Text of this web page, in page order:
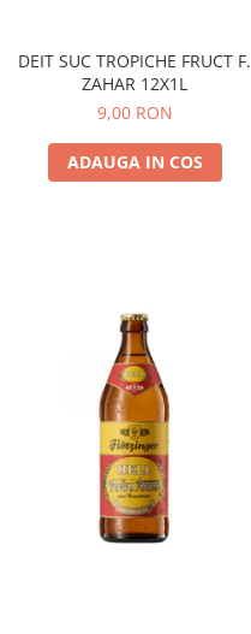
DEIT SUC TROPICHE FRUCT F.
ZAHAR 12X1L
9,00 RON
ADAUGA IN COS